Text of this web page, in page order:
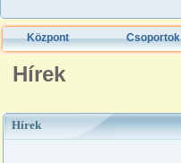
Központ Csoportok
Hírek
Hírek